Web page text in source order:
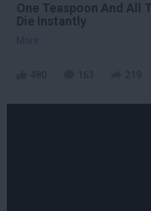
One Teaspoon And All
Die Instantly
More